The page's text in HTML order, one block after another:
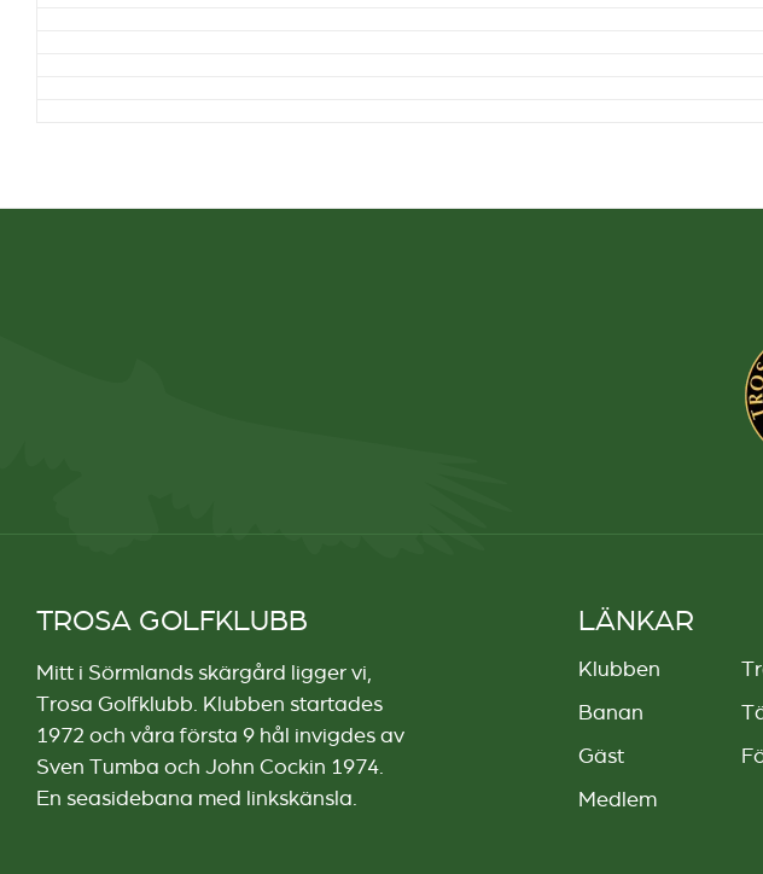
TROSA GOLFKLUBB
Mitt i Sörmlands skärgård ligger vi,
Trosa Golfklubb. Klubben startades
1972 och våra första 9 hål invigdes av
Sven Tumba och John Cockin 1974.
En seasidebana med linkskänsla.
LÄNKAR
Klubben
Banan
Gäst
Medlem